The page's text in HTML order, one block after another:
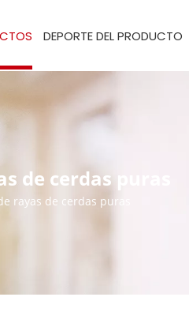
DEPORTE DEL PRODUCTO
de cerdas puras
rayas de cerdas puras